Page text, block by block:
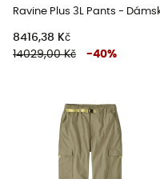
8416,38 Kč
14029,00 Kč
-40%